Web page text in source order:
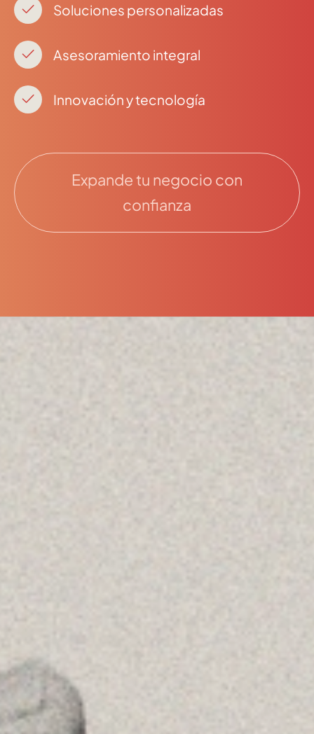
Soluciones personalizadas
Asesoramiento integral
Innovación y tecnología
Expande tu negocio con
confianza